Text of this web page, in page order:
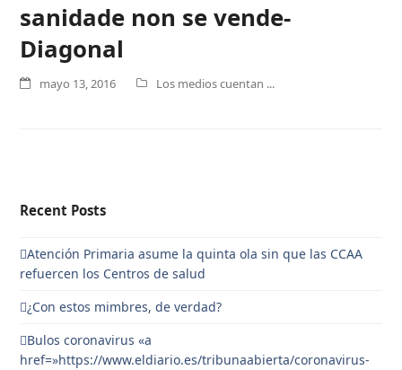
sanidade non se vende-
Diagonal
mayo 13, 2016 Los medios cuentan ...
Recent Posts
Atención Primaria asume la quinta ola sin que las CCAA
refuercen los Centros de salud
¿Con estos mimbres, de verdad?
Bulos coronavirus «a
href=»https://www.eldiario.es/tribunaabierta/coronavirus-